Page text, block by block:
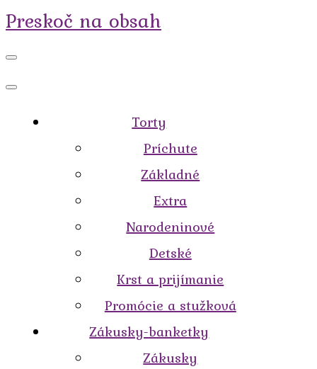
Preskoč na obsah
Torty
Príchute
Základné
Extra
Narodeninové
Detské
Krst a prijímanie
Promócie a stužková
Zákusky-banketky
Zákusky